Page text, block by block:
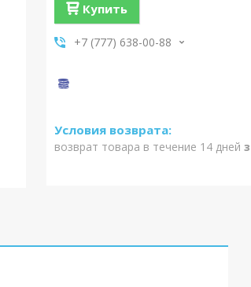
Купить
+7 (777) 638-00-88
возврат товара в течение 14 дней